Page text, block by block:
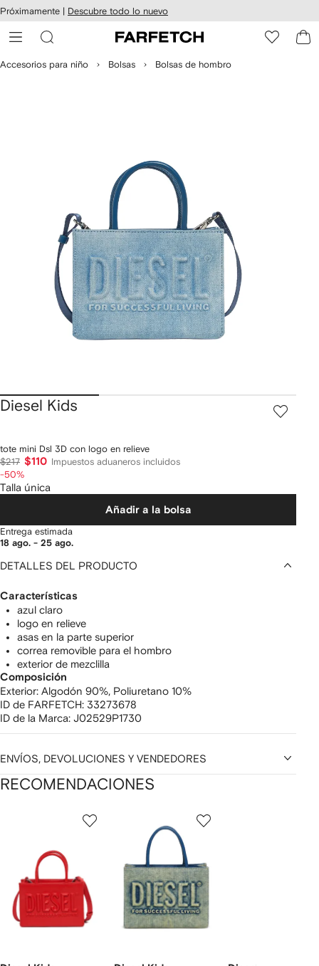
al
Próximamente | Descubre todo lo nuevo
Accesorios para niño Bolsas Bolsas de hombro
Diesel Kids
tote mini Dsl 3D con logo en relieve
$217 $110
Impuestos aduaneros incluidos
-50%
Talla única
Añadir a la bolsa
Entrega estimada
18 ago. - 25 ago.
DETALLES DEL PRODUCTO
Características
azul claro
logo en relieve
asas en la parte superior
correa removible para el hombro
exterior de mezclilla
Composición
Exterior: Algodón 90%, Poliuretano 10%
ID de FARFETCH: 33273678
ID de la Marca: J02529P1730
ENVÍOS, DEVOLUCIONES Y VENDEDORES
RECOMENDACIONES